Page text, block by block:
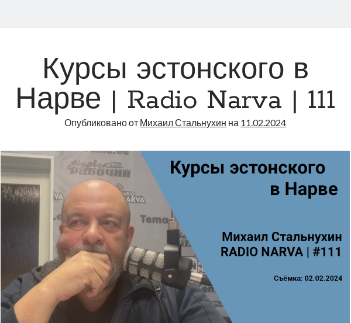
Курсы эстонского в
Нарве | Radio Narva | 111
Опубликовано от Михаил Стальнухин на 11.02.2024